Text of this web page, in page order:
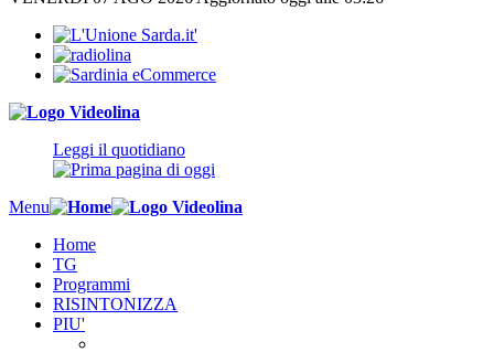
Leggi il quotidiano
Menu
Home
TG
Programmi
RISINTONIZZA
PIU'